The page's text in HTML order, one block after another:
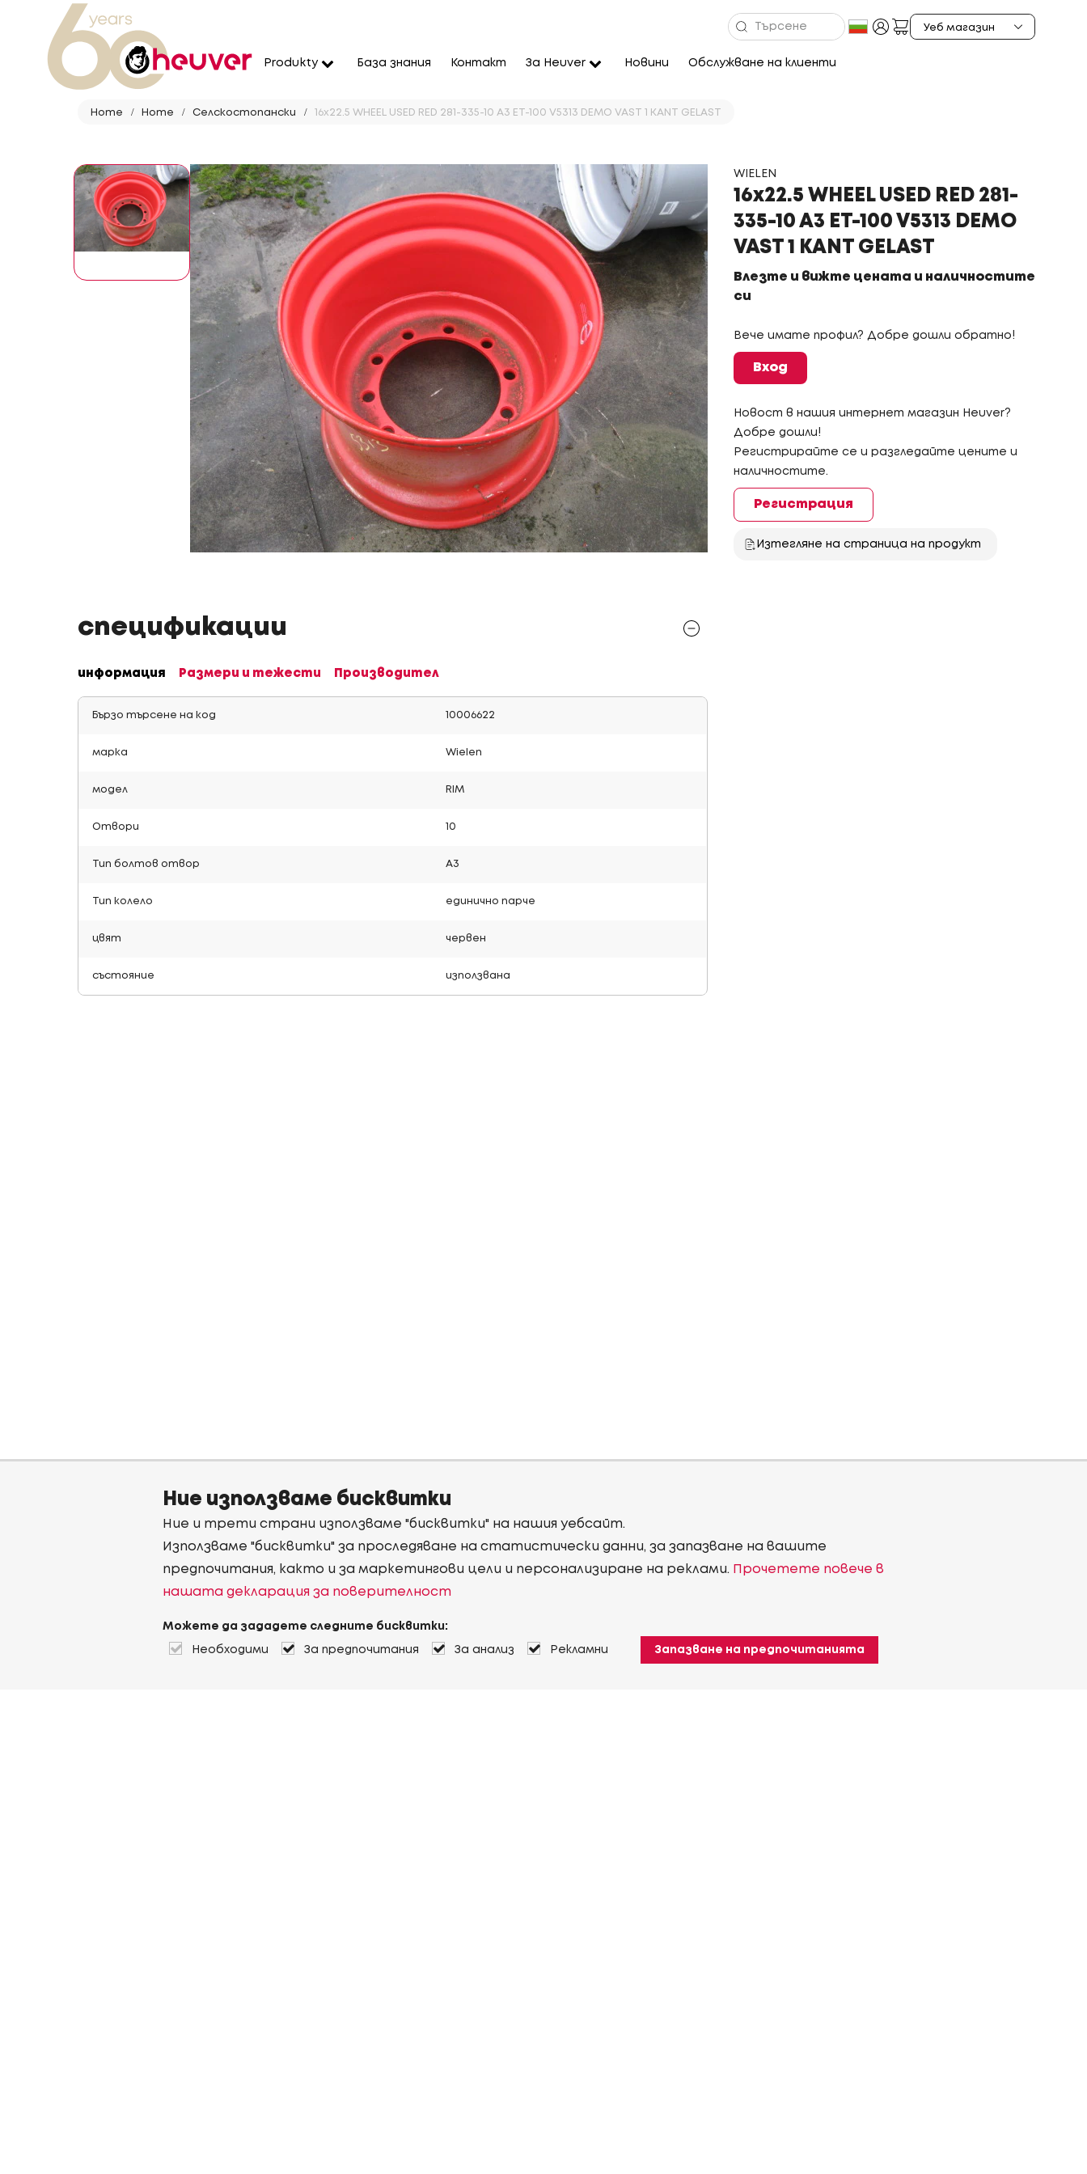
Produkty База знания Контакт За Heuver Новини Обслужване на клиенти
Home Home Селскостопански 16x22.5 WHEEL USED RED 281-335-10 A3 ET-100 V5313 DEMO VAST 1 KANT GELAST
WIELEN
16x22.5 WHEEL USED RED 281-
335-10 A3 ET-100 V5313 DEMO
VAST 1 KANT GELAST
Влезте и вижте цената и наличностите
си
Вече имате профил? Добре дошли обратно!
Вход
Новост в нашия интернет магазин Heuver?
Добре дошли!
Регистрирайте се и разгледайте цените и
наличностите.
Регистрация
Изтегляне на страница на продукт
спецификации
информация Размери и тежести Производител
Бързо търсене на код 10006622
марка Wielen
модел RIM
Отвори 10
Тип болтов отвор A3
Тип колело единично парче
цвят червен
състояние използвана
Ние използваме бисквитки
Ние и трети страни използваме "бисквитки" на нашия уебсайт.
Използваме "бисквитки" за проследяване на статистически данни, за запазване на вашите
предпочитания, както и за маркетингови цели и персонализиране на реклами. Прочетете повече в
нашата декларация за поверителност
Можете да зададете следните бисквитки:
Необходими За предпочитания За анализ Рекламни Запазване на предпочитанията